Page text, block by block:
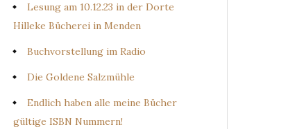
Lesung am 10.12.23 in der Dorte
Hilleke Bücherei in Menden
Buchvorstellung im Radio
Die Goldene Salzmühle
Endlich haben alle meine Bücher
gültige ISBN Nummern!